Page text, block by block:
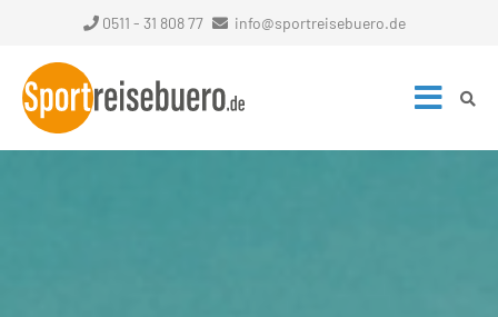
0511 - 31 808 77 info@sportreisebuero.de